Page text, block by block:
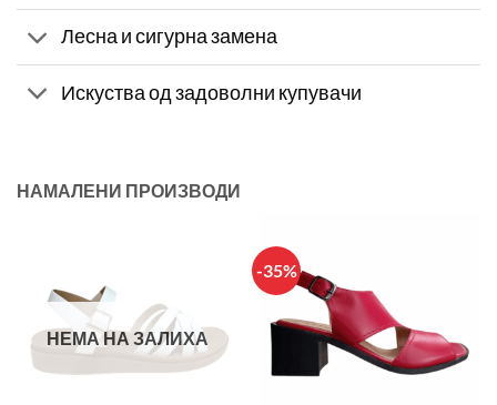
Лесна и сигурна замена
Искуства од задоволни купувачи
НАМАЛЕНИ ПРОИЗВОДИ
НЕМА НА ЗАЛИХА
-35%